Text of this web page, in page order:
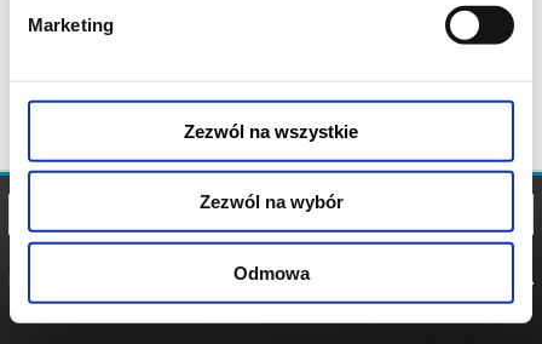
Marketing
Zezwól na wszystkie
Zezwól na wybór
Odmowa
POLITYKA
POLITYKA